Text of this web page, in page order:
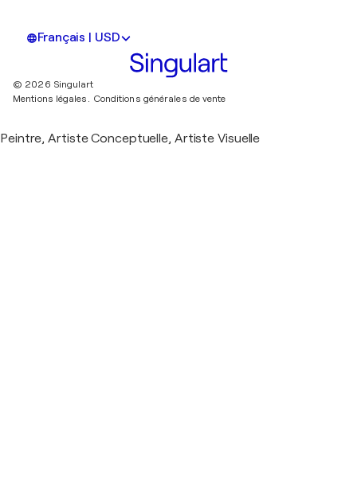
Français | USD
© 2026 Singulart
Mentions légales. Conditions générales de vente
Peintre, Artiste Conceptuelle, Artiste Visuelle